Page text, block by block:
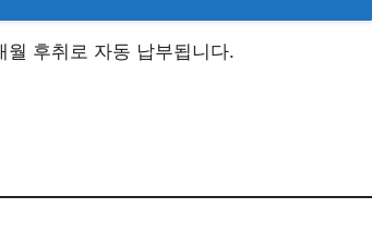
후취로 자동 납부됩니다.